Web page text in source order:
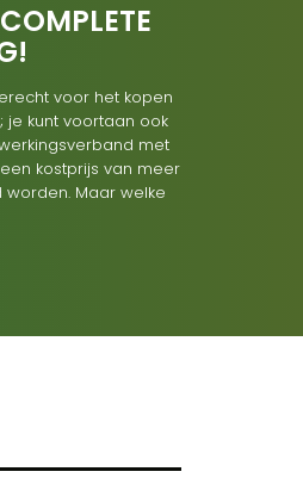
voor het kopen
kunt voortaan ook
met
kostprijs van meer
Maar welke